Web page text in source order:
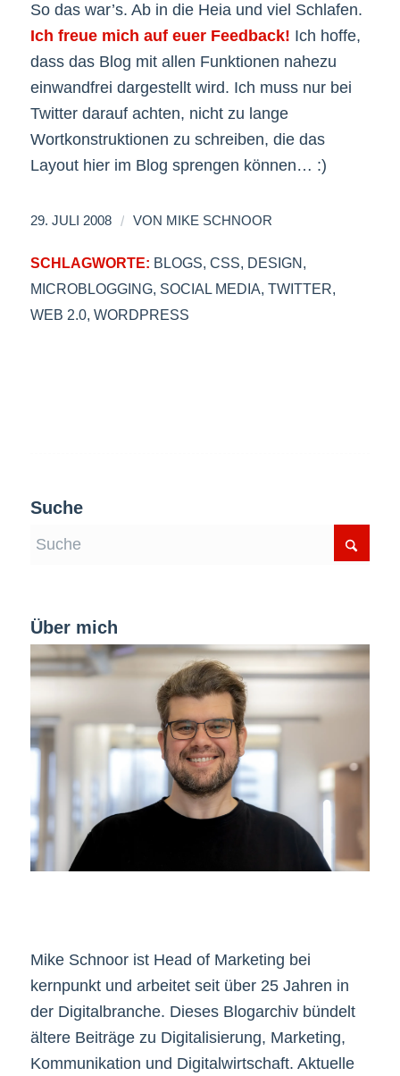
So das war’s. Ab in die Heia und viel Schlafen.
Ich freue mich auf euer Feedback! Ich hoffe,
dass das Blog mit allen Funktionen nahezu
einwandfrei dargestellt wird. Ich muss nur bei
Twitter darauf achten, nicht zu lange
Wortkonstruktionen zu schreiben, die das
Layout hier im Blog sprengen können… :)
29. JULI 2008 / VON MIKE SCHNOOR
SCHLAGWORTE: BLOGS, CSS, DESIGN ,
MICROBLOGGING, SOCIAL MEDIA, TWITTER,
WEB 2.0, WORDPRESS
Suche
Über mich
Mike Schnoor ist Head of Marketing bei
kernpunkt und arbeitet seit über 25 Jahren in
der Digitalbranche. Dieses Blogarchiv bündelt
ältere Beiträge zu Digitalisierung, Marketing,
Kommunikation und Digitalwirtschaft. Aktuelle